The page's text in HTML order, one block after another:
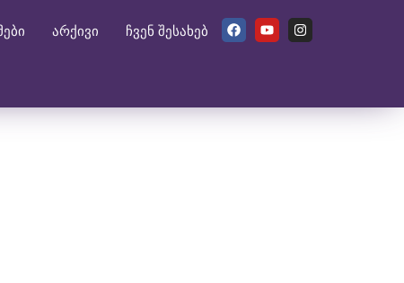
არქივი ჩვენ შესახებ